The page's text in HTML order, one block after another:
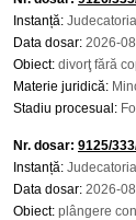
Instanță:
Data dosar: 2026-
Obiect: divorţ fără
Materie juridică:
Stadiu procesual:
Nr. dosar: 9125/
Instanță:
Data dosar: 2026-
Obiect: plângere